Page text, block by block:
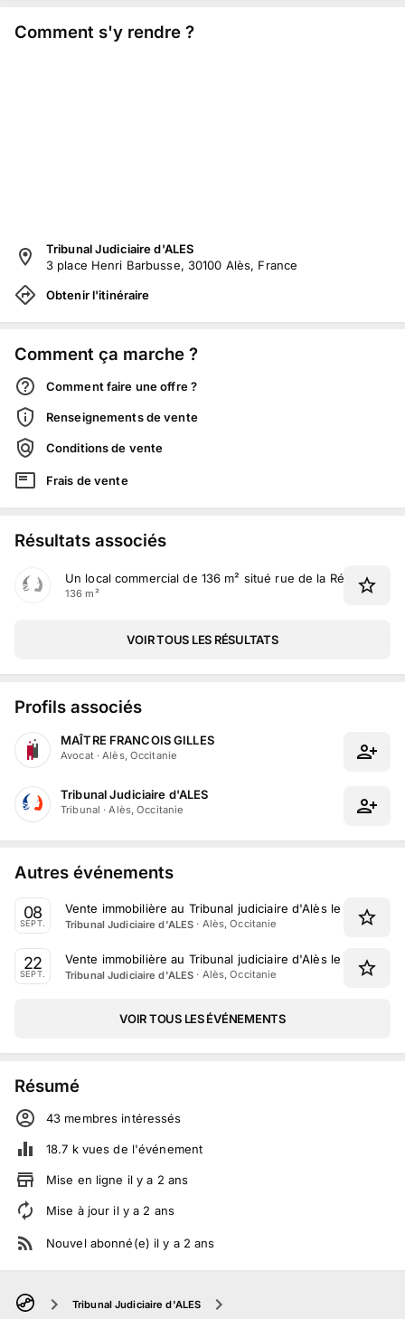
Comment s'y rendre ?
Tribunal Judiciaire d'ALES
3 place Henri Barbusse, 30100 Alès, France
Obtenir l'itinéraire
Comment ça marche ?
Comment faire une offre ?
Renseignements de vente
Conditions de vente
Frais de vente
Résultats associés
Un local commercial de 136 m² situé rue de la République
136 m²
VOIR TOUS LES RÉSULTATS
Profils associés
MAÎTRE FRANCOIS GILLES
Avocat·Alès, Occitanie
Tribunal Judiciaire d'ALES
Tribunal ·Alès, Occitanie
Autres événements
08
SEPT.
Vente immobilière au Tribunal judiciaire d'Alès le 8
Tribunal Judiciaire d'ALES · Alès, Occitanie
22
SEPT.
Vente immobilière au Tribunal judiciaire d'Alès le 22
Tribunal Judiciaire d'ALES · Alès, Occitanie
VOIR TOUS LES ÉVÉNEMENTS
Résumé
43 membres intéressés
18.7 kvues de l'événement
Mise en ligne il y a 2 ans
Mise à jour il y a 2 ans
Nouvel abonné(e) il y a 2 ans
Tribunal Judiciaire d'ALES